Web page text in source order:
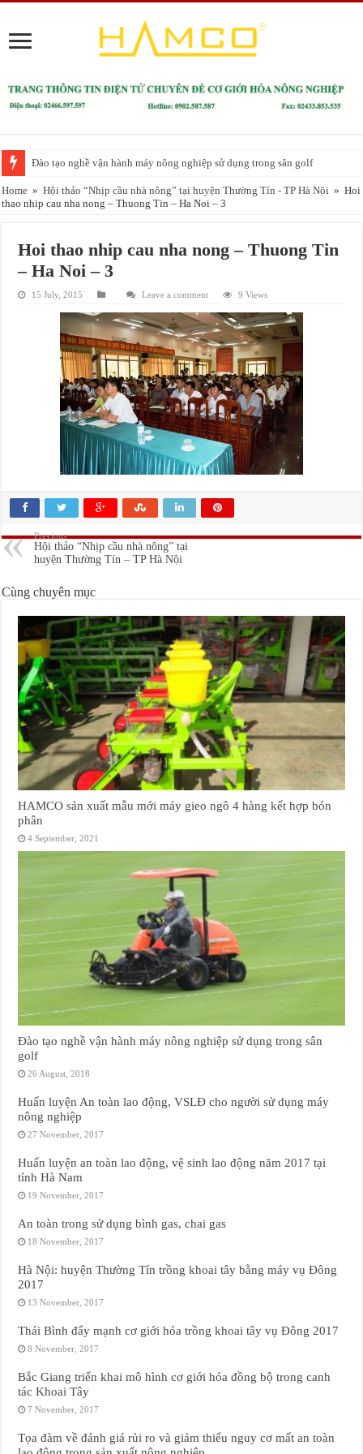
Đào tạo nghề vận hành máy nông nghiệp sử dụng trong sân golf
Home » Hội thảo “Nhịp cầu nhà nông” tại huyện Thường Tín - TP Hà Nội » Hoi
thao nhip cau nha nong – Thuong Tin – Ha Noi – 3
Hoi thao nhip cau nha nong – Thuong Tin
– Ha Noi – 3
15 July, 2015 Leave a comment 9 Views
Previous
Hội thảo “Nhịp cầu nhà nông” tại
huyện Thường Tín – TP Hà Nội
Cùng chuyên mục
HAMCO sản xuất mẫu mới máy gieo ngô 4 hàng kết hợp bón
phân
4 September, 2021
Đào tạo nghề vận hành máy nông nghiệp sử dụng trong sân
golf
26 August, 2018
Huấn luyện An toàn lao động, VSLĐ cho người sử dụng máy
nông nghiệp
27 November, 2017
Huấn luyện an toàn lao động, vệ sinh lao động năm 2017 tại
tỉnh Hà Nam
19 November, 2017
An toàn trong sử dụng bình gas, chai gas
18 November, 2017
Hà Nội: huyện Thường Tín trồng khoai tây bằng máy vụ Đông
2017
13 November, 2017
Thái Bình đẩy mạnh cơ giới hóa trồng khoai tây vụ Đông 2017
8 November, 2017
Bắc Giang triển khai mô hình cơ giới hóa đồng bộ trong canh
tác Khoai Tây
7 November, 2017
Tọa đàm về đánh giá rủi ro và giảm thiểu nguy cơ mất an toàn